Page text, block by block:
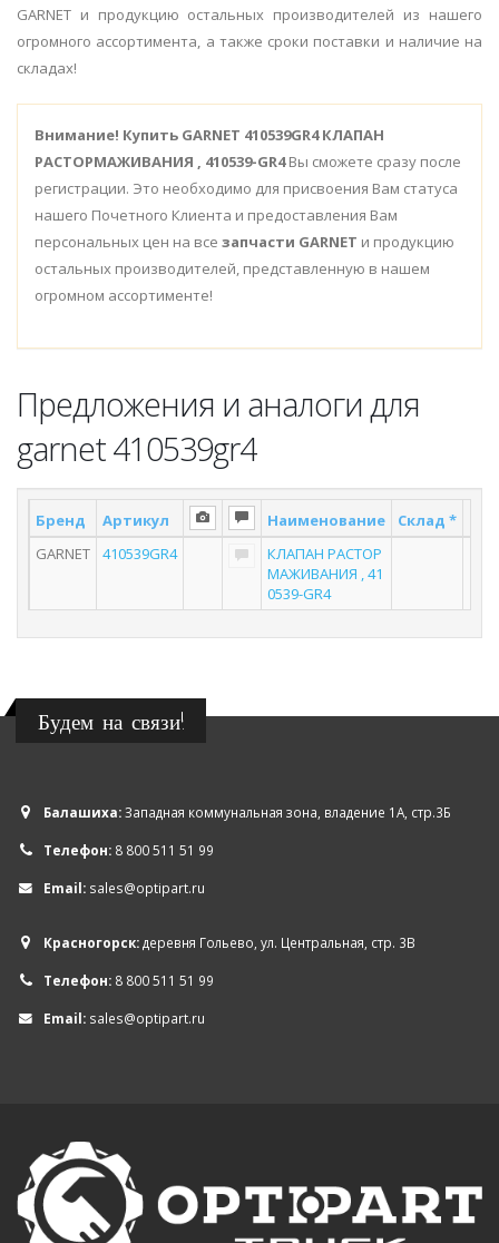
GARNET и продукцию остальных производителей из нашего
огромного ассортимента, а также сроки поставки и наличие на
складах!
Внимание! Купить GARNET 410539GR4 КЛАПАН
РАСТОРМАЖИВАНИЯ , 410539-GR4Вы сможете сразу после
регистрации. Это необходимо для присвоения Вам статуса
нашего Почетного Клиента и предоставления Вам
персональных цен на все запчасти GARNET и продукцию
остальных производителей, представленную в нашем
огромном ассортименте!
Предложения и аналоги для
garnet 410539gr4
Бренд Артикул Наименование Склад *
GARNET
410539GR4
КЛАПАН РАСТОР
МАЖИВАНИЯ , 41
0539-GR4
Будем на связи!
Балашиха:Западная коммунальная зона, владение 1А, стр.3Б
Телефон: 8 800 511 51 99
Email: sales@optipart.ru
Красногорск:деревня Гольево, ул. Центральная, стр. 3В
Телефон: 8 800 511 51 99
Email: sales@optipart.ru